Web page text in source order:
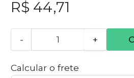
R$ 44,71
- +
Calcular o frete